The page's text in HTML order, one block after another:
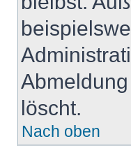
löscht.
Nach oben